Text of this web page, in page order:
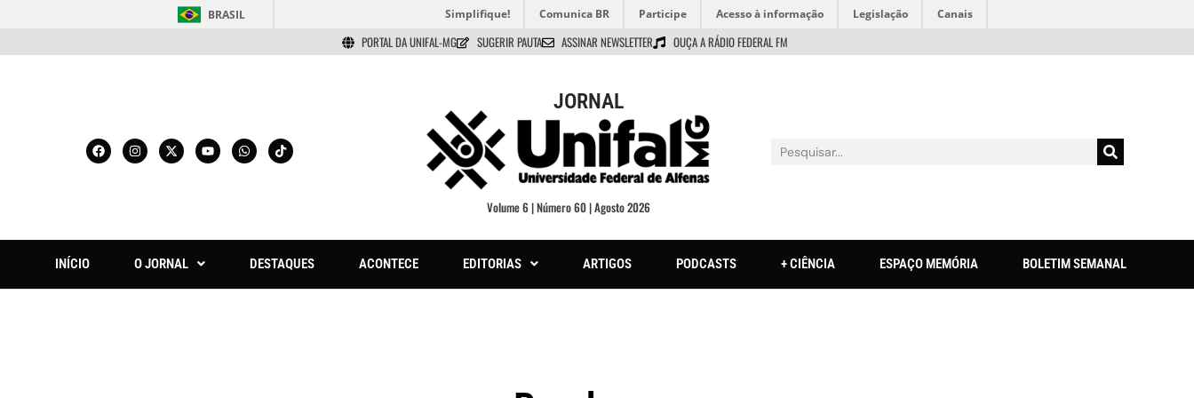
BRASIL Simplifique! Comunica BR Participe Acesso à informação Legislação Canais
PORTAL DA UNIFAL-MG SUGERIR PAUTA ASSINAR NEWSLETTER OUÇA A RÁDIO FEDERAL FM
JORNAL
Volume 6 | Número 60 | Agosto 2026
INÍCIO O JORNAL DESTAQUES ACONTECE EDITORIAS ARTIGOS PODCASTS + CIÊNCIA ESPAÇO MEMÓRIA BOLETIM SEMANAL